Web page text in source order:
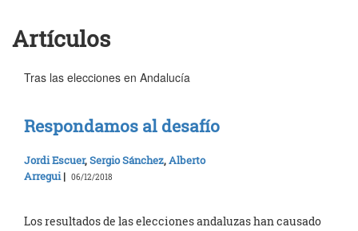
Artículos
Tras las elecciones en Andalucía
Respondamos al desafío
Jordi Escuer,Sergio Sánchez,Alberto
Arregui| 06/12/2018
Los resultados de las elecciones andaluzas han causado